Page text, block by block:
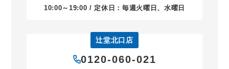
10:00～19:00 / 定休日：毎週火曜日、水曜日
辻堂北口店
0120-060-021